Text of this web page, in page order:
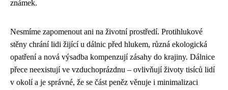
známek.
Nesmíme zapomenout ani na životní prostředí. Protihlukové
stěny chrání lidi žijící u dálnic před hlukem, různá ekologická
opatření a nová výsadba kompenzují zásahy do krajiny. Dálnice
přece neexistují ve vzduchoprázdnu – ovlivňují životy tisíců lidí
v okolí a je správné, že se část peněz věnuje i minimalizaci